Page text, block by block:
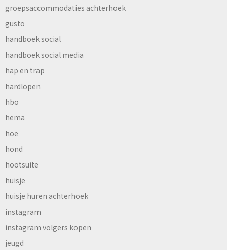
groepsaccommodaties achterhoek
gusto
handboek social
handboek social media
hap en trap
hardlopen
hbo
hema
hoe
hond
hootsuite
huisje
huisje huren achterhoek
instagram
instagram volgers kopen
jeugd